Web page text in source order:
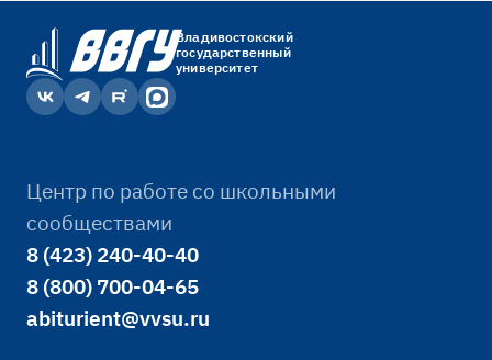
Владивостокский
государственный
университет
Центр по работе со школьными
сообществами
8 (423) 240-40-40
8 (800) 700-04-65
abiturient@vvsu.ru